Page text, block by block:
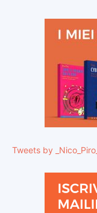
Tweets by _Nico_Piro_